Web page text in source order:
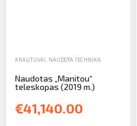
KRAUTUVAI NAUDOTA TECHNIKA
Naudotas „Manitou“
teleskopas (2019 m.)
€41,140.00